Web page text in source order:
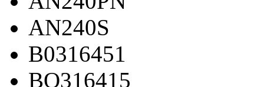
AN240S
B0316451
BO316415